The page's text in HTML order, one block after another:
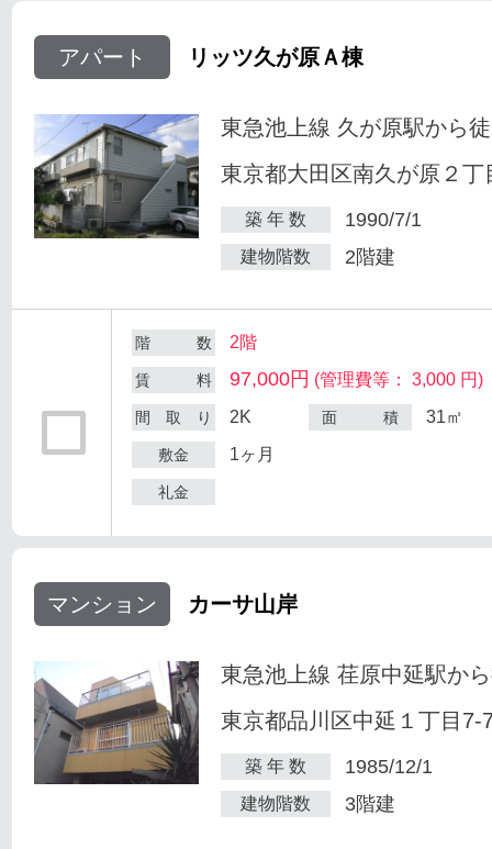
アパート リッツ久が原Ａ棟
東急池上線 久が原駅から
東京都大田区南久が原２丁
築 年 数 1990/7/1
建物階数 2階建
階 数 2階
賃 料 97,000円 (管理費等： 3,000 円)
間 取 り 2K 面 積 31㎡
敷金 1ヶ月
礼金
マンション カーサ山岸
東急池上線 荏原中延駅か
東京都品川区中延１丁目7-
築 年 数 1985/12/1
建物階数 3階建